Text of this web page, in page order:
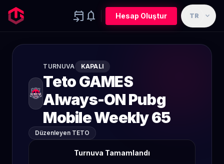
event_upcoming notifications Hesap Oluştur TR expand_more
TURNUVA KAPALI
Teto GAMES
Always-ON Pubg
Mobile Weekly 65
Düzenleyen TETO
Turnuva Tamamlandı